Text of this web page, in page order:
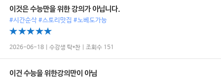
이것은 수능만을 위한 강의가 아닙니다.
#시간순삭 #스토리맛집 #노베도가능
2026-06-18 | 수강생 탁*찬 | 조회수 151
이건 수능을 위한강의만이 아님